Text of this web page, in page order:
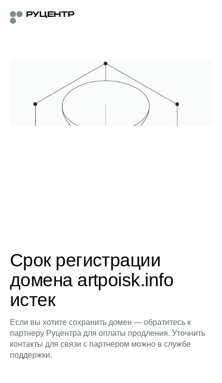
Срок регистрации
домена artpoisk.info
истек
Если вы хотите сохранить домен — обратитесь к
партнеру Руцентра для оплаты продления. Уточнить
контакты для связи с партнером можно в службе
поддержки.